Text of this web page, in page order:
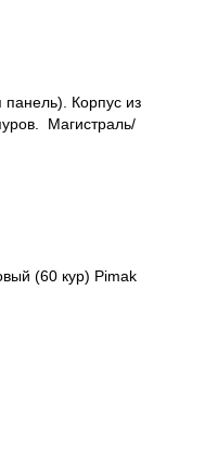
панель). Корпус из
Магистраль/
(60 кур) Pimak